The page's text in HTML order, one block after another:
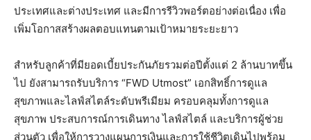
ประเทศและต่างประเทศ และมีการรีวิวพอร์ตอย่างต่อเนื่อง เพื่อ
เพิ่มโอกาสสร้างผลตอบแทนตามเป้าหมายระยะยาว
สำหรับลูกค้าที่มียอดเบี้ยประกันภัยรวมต่อปีตั้งแต่ 2 ล้านบาทขึ้น
ไป ยังสามารถรับบริการ “FWD Utmost” เอกสิทธิ์การดูแล
สุขภาพและไลฟ์สไตล์ระดับพรีเมียม ครอบคลุมทั้งการดูแล
สุขภาพ ประสบการณ์การเดินทาง ไลฟ์สไตล์ และบริการผู้ช่วย
ส่วนตัว เพื่อให้การวางแผนการเงินและการใช้ชีวิตเดินไปพร้อม